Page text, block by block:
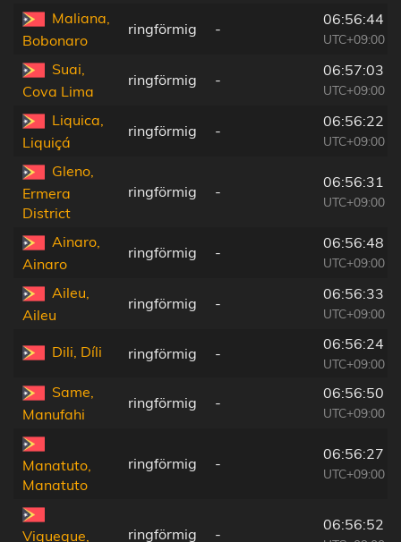
Maliana,
Bobonaro
ringförmig -
06:56:44
UTC+09:00
Suai,
Cova Lima
ringförmig -
06:57:03
UTC+09:00
Liquica,
Liquiçá
ringförmig -
06:56:22
UTC+09:00
Gleno,
Ermera
District
ringförmig -
06:56:31
UTC+09:00
Ainaro,
Ainaro
ringförmig -
06:56:48
UTC+09:00
Aileu,
Aileu
ringförmig -
06:56:33
UTC+09:00
Dili, Díli ringförmig -
06:56:24
UTC+09:00
Same,
Manufahi
ringförmig -
06:56:50
UTC+09:00
Manatuto,
Manatuto
ringförmig -
06:56:27
UTC+09:00
Viqueque,
ringförmig -
06:56:52